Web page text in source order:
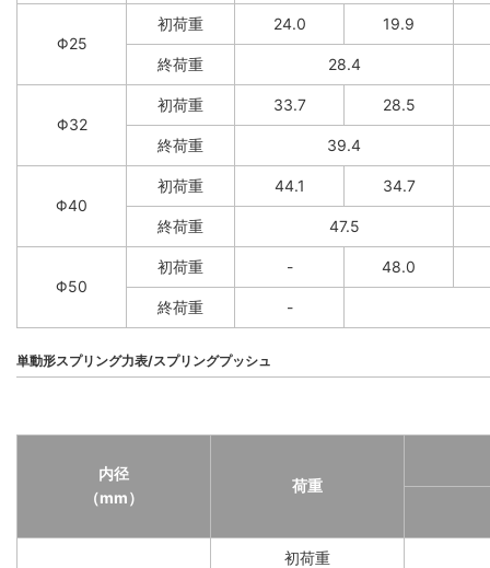
Φ25
初荷重 24.0 19.9
終荷重 28.4
Φ32
初荷重 33.7 28.5
終荷重 39.4
Φ40
初荷重 44.1 34.7
終荷重 47.5
Φ50
初荷重 - 48.0
終荷重 -
単動形スプリング力表/スプリングプッシュ
内径
（mm）
荷重
初荷重